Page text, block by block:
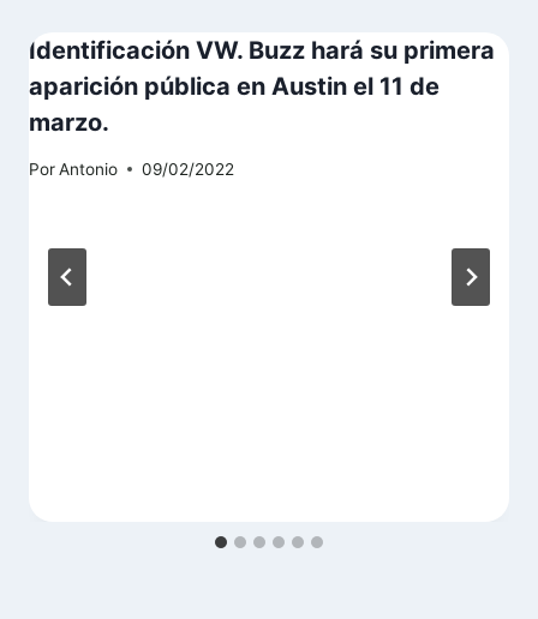
Identificación VW. Buzz hará su primera
aparición pública en Austin el 11 de
marzo.
PorAntonio 09/02/2022